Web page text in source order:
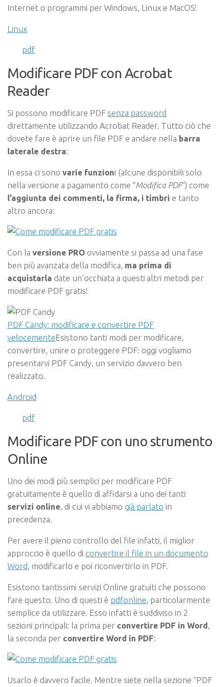
Internet o programmi per Windows, Linux e MacOS!
Linux
pdf
Modificare PDF con Acrobat
Reader
Si possono modificare PDF senza password
direttamente utilizzando Acrobat Reader. Tutto ciò che
dovete fare è aprire un file PDF e andare nella barra
laterale destra:
In essa ci sono varie funzioni (alcune disponibili solo
nella versione a pagamento come “Modifica PDF“) come
l’aggiunta dei commenti, la firma, i timbri e tanto
altro ancora:
Con la versione PRO ovviamente si passa ad una fase
ben più avanzata della modifica, ma prima di
acquistarla date un’occhiata a questi altri metodi per
modificare PDF gratis!
PDF Candy: modificare e convertire PDF
velocementeEsistono tanti modi per modificare,
convertire, unire o proteggere PDF: oggi vogliamo
presentarvi PDF Candy, un servizio davvero ben
realizzato.
Android
pdf
Modificare PDF con uno strumento
Online
Uno dei modi più semplici per modificare PDF
gratuitamente è quello di affidarsi a uno dei tanti
servizi online, di cui vi abbiamo già parlato in
precedenza.
Per avere il pieno controllo del file infatti, il miglior
approccio è quello di convertire il file in un documento
Word , modificarlo e poi riconvertirlo in PDF.
Esistono tantissimi servizi Online gratuiti che possono
fare questo. Uno di questi è pdfonline , particolarmente
semplice da utilizzare. Esso infatti è suddiviso in 2
sezioni principali: la prima per convertire PDF in Word
la seconda per convertire Word in PDF:
Usarlo è davvero facile. Mentre siete nella sezione “PDF